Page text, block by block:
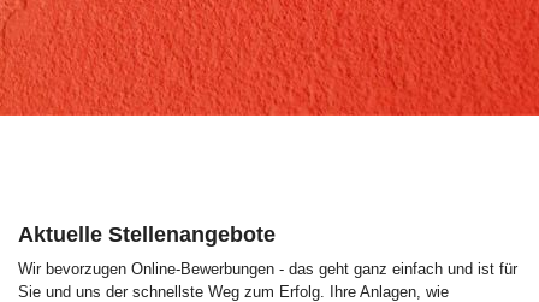
Aktuelle Stellenangebote
Wir bevorzugen Online-Bewerbungen - das geht ganz einfach und ist für
Sie und uns der schnellste Weg zum Erfolg. Ihre Anlagen, wie